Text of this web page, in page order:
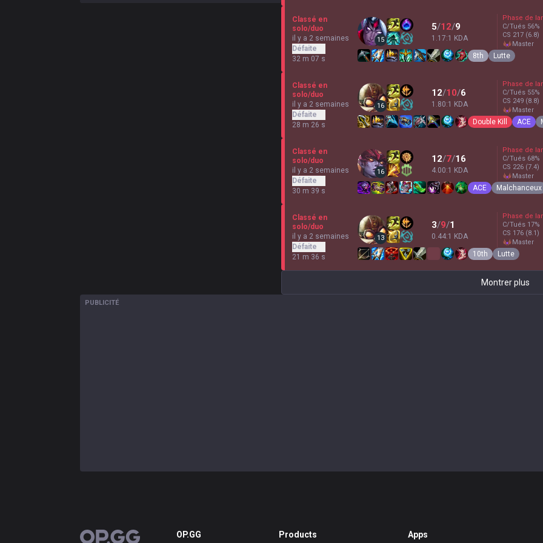
Classé en
solo/duo
il y a 2 semaines
Défaite
32 m 07 s
15
5/12/9
1.17:1 KDA
Phase de
C/Tués 56%
CS 217 (6.8)
master
8th Lutte
Classé en
solo/duo
il y a 2 semaines
Défaite
28 m 26 s
16
12/10/6
1.80:1 KDA
Phase de
C/Tués 55%
CS 249 (8.8)
master
Double Kill ACE
Classé en
solo/duo
il y a 2 semaines
Défaite
30 m 39 s
16
12/7/16
4.00:1 KDA
Phase de
C/Tués 68%
CS 226 (7.4)
master
ACE Malchanceux
Classé en
solo/duo
il y a 2 semaines
Défaite
21 m 36 s
13
3/9/1
0.44:1 KDA
Phase de
C/Tués 17%
CS 176 (8.1)
master
10th Lutte
Montrer plus
PUBLICITÉ
OP.GG OP.GG Products Apps